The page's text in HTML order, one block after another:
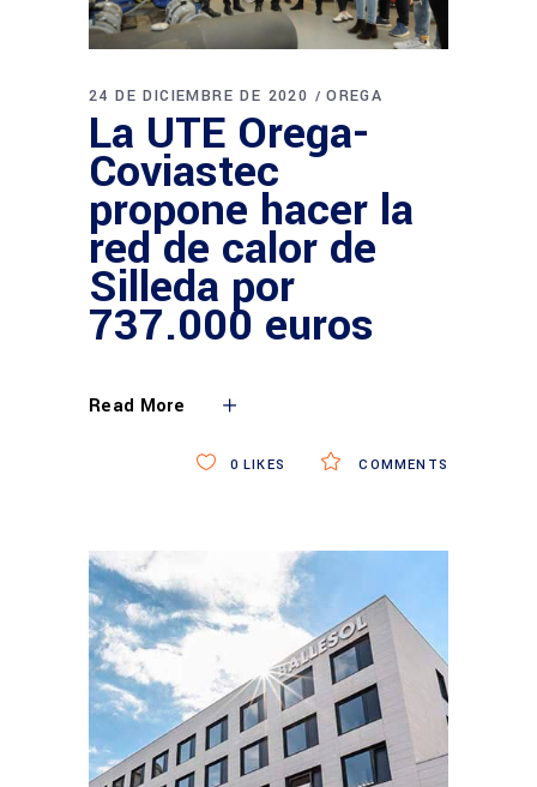
24 DE DICIEMBRE DE 2020 OREGA
La UTE Orega-
Coviastec
propone hacer la
red de calor de
Silleda por
737.000 euros
Read More
COMMENTS
0 LIKES